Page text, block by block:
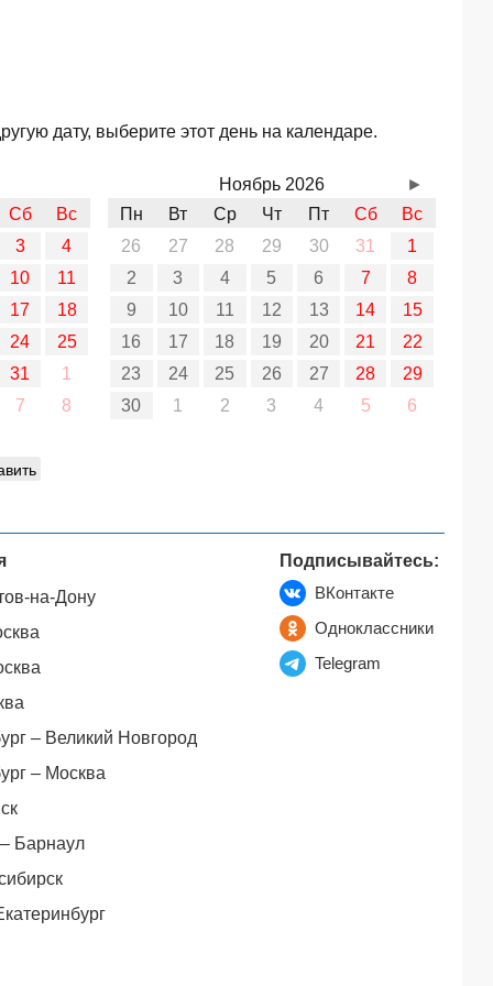
дату, выберите этот день на календаре.
Сб
Вс
3
4
10
11
17
18
24
25
31
1
7
8
Ноябрь 2026
Пн
Вт Ср Чт Пт Сб
Вс
26
27 28 29 30 31
1
2
3 4 5 6 7
8
9
10 11 12 13 14
15
16
17 18 19 20 21
22
23
24 25 26 27 28
29
30
1 2 3 4 5 6
►
на-Дону
– Великий Новгород
– Москва
Барнаул
Подписывайтесь:
ВКонтакте
Одноклассники
Telegram